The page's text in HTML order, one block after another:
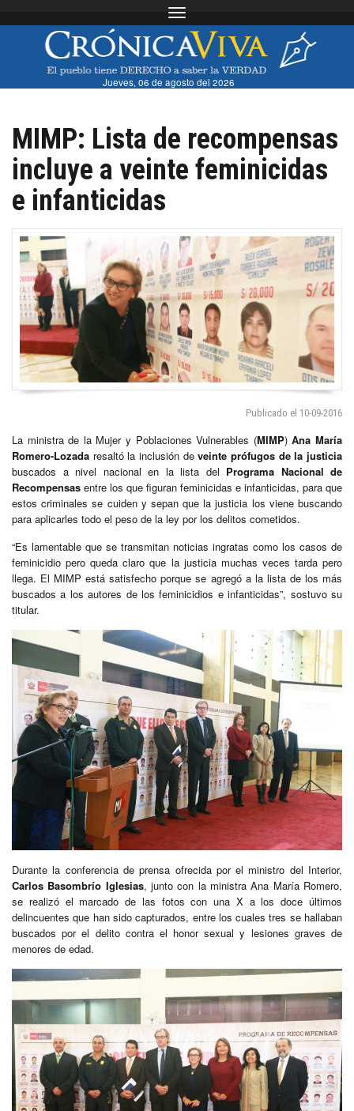
Toggle navigation
Jueves, 06 de agosto del 2026
MIMP: Lista de recompensas
incluye a veinte feminicidas
e infanticidas
Publicado el 10-09-2016
La ministra de la Mujer y Poblaciones Vulnerables (MIMP)Ana María
Romero-Lozada resaltó la inclusión deveinte prófugos de la justicia
buscados a nivel nacional en la lista del Programa Nacional de
Recompensas entre los que figuran feminicidas e infanticidas, para que
estos criminales se cuiden y sepan que la justicia los viene buscando
para aplicarles todo el peso de la ley por los delitos cometidos.
“Es lamentable que se transmitan noticias ingratas como los casos de
feminicidio pero queda claro que la justicia muchas veces tarda pero
llega. El MIMP está satisfecho porque se agregó a la lista de los más
buscados a los autores de los feminicidios e infanticidas”, sostuvo su
titular.
Durante la conferencia de prensa ofrecida por el ministro del Interior,
Carlos Basombrío Iglesias, junto con la ministra Ana María Romero,
se realizó el marcado de las fotos con una X a los doce últimos
delincuentes que han sido capturados, entre los cuales tres se hallaban
buscados por el delito contra el honor sexual y lesiones graves de
menores de edad.